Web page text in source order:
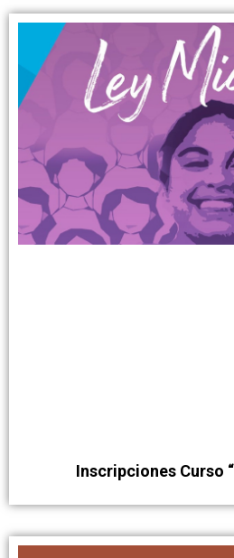
Inscripciones Curso